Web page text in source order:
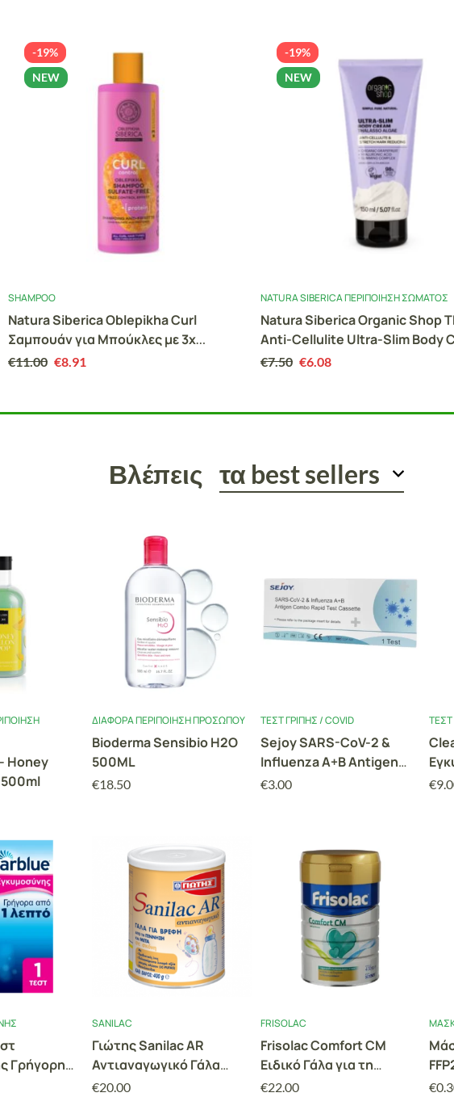
-19%
NEW
SHAMPOO
Natura Siberica Oblepikha Curl
Σαμπουάν για Μπούκλες με 3x
Ιπποφαές & Πρωτεΐνη Σίτου 400 ml
€11.00 €8.91
-19%
NEW
NATURA SIBERICA ΠΕΡΙΠΟΊΗΣΗ ΣΏΜΑΤΟΣ
Natura Siberica Organic Shop
Anti-Cellulite Ultra-Slim Body
150ml (Κρέμα Σώματος Κατά της
€7.50 €6.08
Βλέπεις τα best sellers
Honey
ΔΙΆΦΟΡΑ ΠΕΡΙΠΟΊΗΣΗ ΠΡΟΣΏΠΟΥ
Bioderma Sensibio H2O
500ML
€18.50
ΤΕΣΤ ΓΡΊΠΗΣ / COVID
Sejoy SARS-CoV-2 &
Influenza A+B Antigen
Combo Rapid Test
€3.00 €
Γρήγορη
SANILAC
Γιώτης Sanilac AR
Αντιαναγωγικό Γάλα
Ειδικής Διατροφής
€20.00
FRISOLAC
Frisolac Comfort CM
Ειδικό Γάλα για τη
Διαιτητική Διαχείριση
€22.00 €